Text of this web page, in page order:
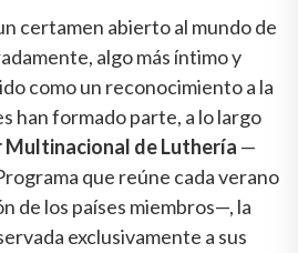
certamen abierto al mundo de
algo más íntimo y
como un reconocimiento a la
han formado parte, a lo largo
Multinacional de Luthería —
que reúne cada verano
de los países miembros—, la
exclusivamente a sus